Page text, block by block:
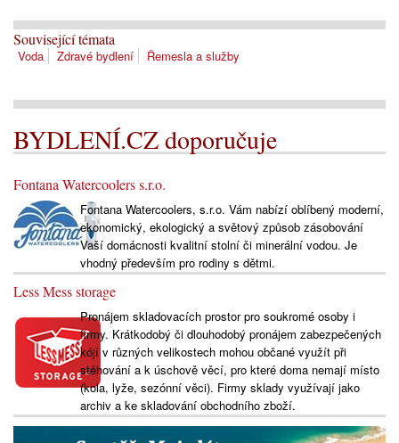
Související témata
Voda Zdravé bydlení Řemesla a služby
BYDLENÍ.CZ doporučuje
Fontana Watercoolers s.r.o.
Fontana Watercoolers, s.r.o. Vám nabízí oblíbený moderní,
ekonomický, ekologický a světový způsob zásobování
Vaší domácnosti kvalitní stolní či minerální vodou. Je
vhodný především pro rodiny s dětmi.
Less Mess storage
Pronájem skladovacích prostor pro soukromé osoby i
firmy. Krátkodobý či dlouhodobý pronájem zabezpečených
kójí v různých velikostech mohou občané využít při
stěhování a k úschově věcí, pro které doma nemají místo
(kola, lyže, sezónní věci). Firmy sklady využívají jako
archiv a ke skladování obchodního zboží.